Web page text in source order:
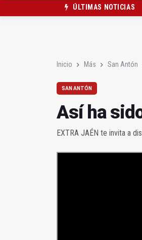
ÚLTIMAS NOTICIAS
Inicio Más San Antón
SAN ANTÓN
Así ha
EXTRA JAÉN te invita a